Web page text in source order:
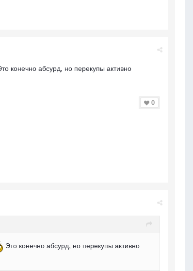
конечно абсурд, но перекупы активно
0
Это конечно абсурд, но перекупы активно